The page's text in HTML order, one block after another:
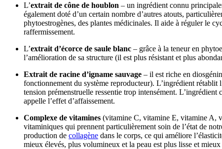
L’extrait de cône de houblon – un ingrédient connu
également doté d’un certain nombre d’autres atouts,
phytoestrogènes, des plantes médicinales. Il aide à réguler le
raffermissement.
L’extrait d’écorce de saule blanc – grâce à la teneur en
l’amélioration de sa structure (il est plus résistant et plus
Extrait de racine d’igname sauvage – il est riche en
fonctionnement du système reproducteur). L’ingrédient
tension prémenstruelle ressentie trop intensément.
appelle l’effet d’affaissement.
Complexe de vitamines (vitamine C, vitamine E, vitamine A,
vitaminiques qui prennent particulièrement soin de l’état de
production de collagène dans le corps, ce qui améliore
mieux élevés, plus volumineux et la peau est plus lisse et